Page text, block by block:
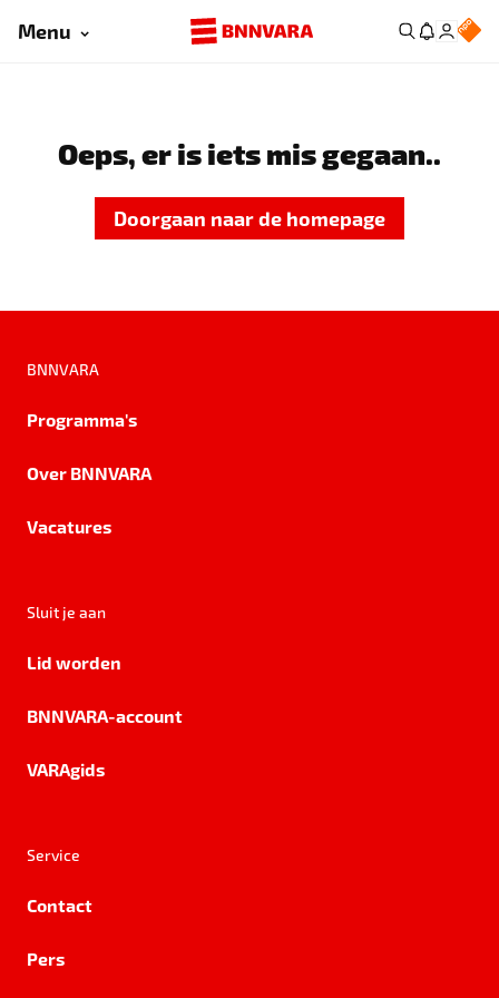
Menu
Oeps, er is iets mis gegaan..
Doorgaan naar de homepage
BNNVARA
Programma's
Over BNNVARA
Vacatures
Sluit je aan
Lid worden
BNNVARA-account
VARAgids
Service
Contact
Pers